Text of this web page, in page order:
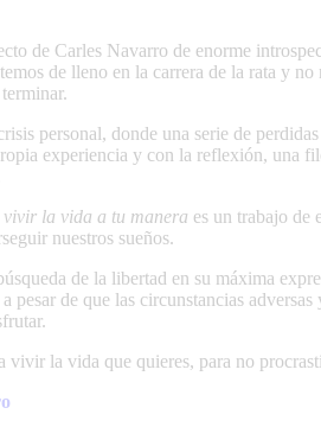
de Carles Navarro de enorme
de lleno en la carrera de la rata y
personal, donde una serie de
experiencia y con la reflexión, una
la vida a tu manera es un trabajo de
nuestros sueños.
de la libertad en su máxima
pesar de que las circunstancias
vivir la vida que quieres, para no